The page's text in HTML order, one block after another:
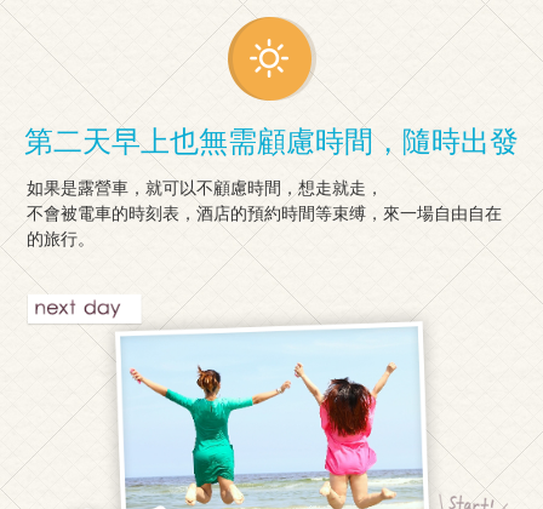
第二天早上也無需顧慮時間，隨時出發
如果是露營車，就可以不顧慮時間，想走就走，
不會被電車的時刻表，酒店的預約時間等束缚，來一場自由自在
的旅行。